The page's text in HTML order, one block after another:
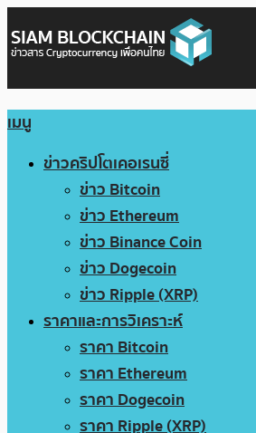
เมนู
ข่าวคริปโตเคอเรนซี่
ข่าว Bitcoin
ข่าว Ethereum
ข่าว Binance Coin
ข่าว Dogecoin
ข่าว Ripple (XRP)
ราคาและการวิเคราะห์
ราคา Bitcoin
ราคา Ethereum
ราคา Dogecoin
ราคา Ripple (XRP)